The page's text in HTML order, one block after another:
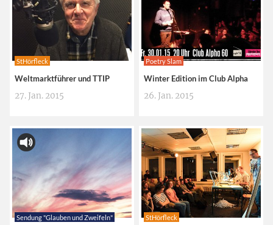
StHörfleck
Weltmarktführer und TTIP
27. Jan. 2015
Poetry Slam
Winter Edition im Club Alpha
26. Jan. 2015
Sendung "Glauben und Zweifeln" StHörfleck